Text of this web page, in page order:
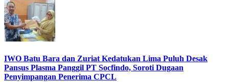
IWO Batu Bara dan Zuriat Kedatukan Lima Puluh Desak
Pansus Plasma Panggil PT Socfindo, Soroti Dugaan
Penyimpangan Penerima CPCL